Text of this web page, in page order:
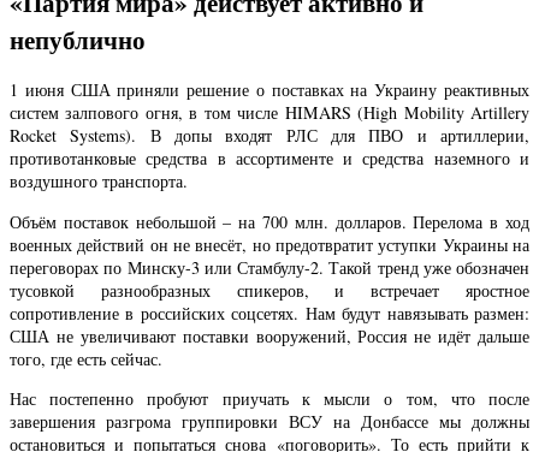
непублично
1 июня США приняли решение о поставках на Украину реактивных
систем залпового огня, в том числе HIMARS (High Mobility Artillery
Rocket Systems). В допы входят РЛС для ПВО и артиллерии,
противотанковые средства в ассортименте и средства наземного и
воздушного транспорта.
Объём поставок небольшой – на 700 млн. долларов. Перелома в ход
военных действий он не внесёт, но предотвратит уступки Украины на
переговорах по Минску-3 или Стамбулу-2. Такой тренд уже обозначен
тусовкой разнообразных спикеров, и встречает яростное
сопротивление в российских соцсетях. Нам будут навязывать размен:
США не увеличивают поставки вооружений, Россия не идёт дальше
того, где есть сейчас.
Нас постепенно пробуют приучать к мысли о том, что после
завершения разгрома группировки ВСУ на Донбассе мы должны
остановиться и попытаться снова «поговорить». То есть прийти к